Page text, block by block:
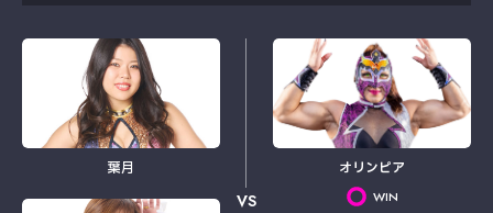
葉月
VS
オリンピア
WIN